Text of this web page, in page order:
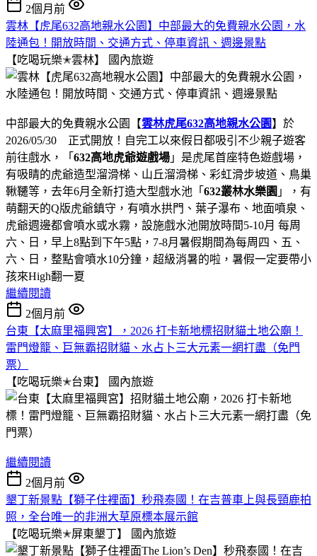
2個月前
雲林【虎尾632高地親水公園】中部最大的免費親水公園，水
陸通包！開放時間、交通方式、停車資訊、週邊景點
【吃喝玩樂✭雲林】
國內旅遊
中部最大的免費親水公園【雲林虎尾632高地親水公園】於
2026/05/30 正式開放！自完工以來假日都吸引不少親子遊客
前往戲水，「 632高地虎爺遊戲場 」是虎尾首座特色遊戲場，
有吸睛的虎爺造型溜滑梯、山丘溜滑梯、彩虹滑步坡道、鳥巢
鞦韆等，去年6月全新打造大型戲水池「 632叢林水樂園 」，有
萌翻天的Q版虎爺鎮守，有噴水拱門、葉子瀑布、地面噴泉、
虎爺週邊都會噴水或水霧，設施戲水池開放時間5-10月 每周
六、日，早上8點到下午5點，7-8月暑假期間為每周四、五、
六、日，整點會噴水10分鐘，超級消暑的啦，暑假一定要帶小
孩來High翻一夏
繼續閱讀
2個月前
台東【太麻里福興宮】，2026 打卡新地標招財貓土地公廟！
雷門燈籠、巨無霸招財貓、水占卜三大元素一網打盡（免門
票）
【吃喝玩樂✭台東】
國內旅遊
繼續閱讀
2個月前
墾丁新景點【獅子住裡面】秒飛泰國！在吉普車上與長頸鹿拍
照，全台唯一的非洲大草原標本展示館
【吃喝玩樂✭屏東墾丁】
國內旅遊